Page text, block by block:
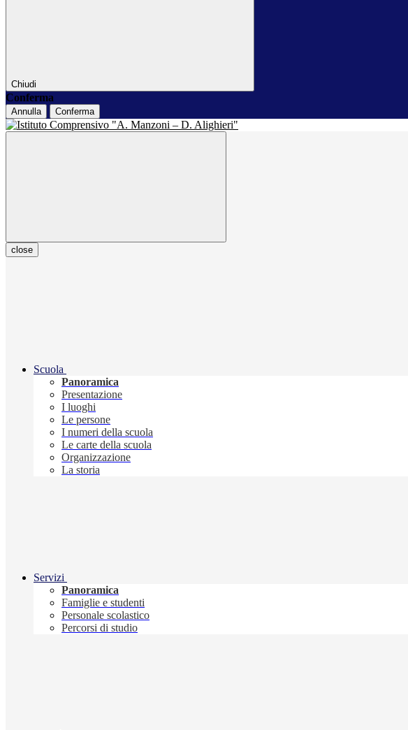
Chiudi
Conferma
Annulla Conferma
close
Scuola
Panoramica
Presentazione
I luoghi
Le persone
I numeri della scuola
Le carte della scuola
Organizzazione
La storia
Servizi
Panoramica
Famiglie e studenti
Personale scolastico
Percorsi di studio